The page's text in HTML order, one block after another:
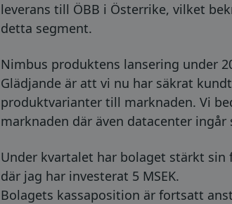
leverans till ÖBB i Österrike, vilket
detta segment.
Nimbus produktens lansering under
Glädjande är att vi nu har säkrat
produktvarianter till marknaden. Vi
marknaden där även datacenter
Under kvartalet har bolaget stärkt
där jag har investerat 5 MSEK.
Bolagets kassaposition är fortsatt